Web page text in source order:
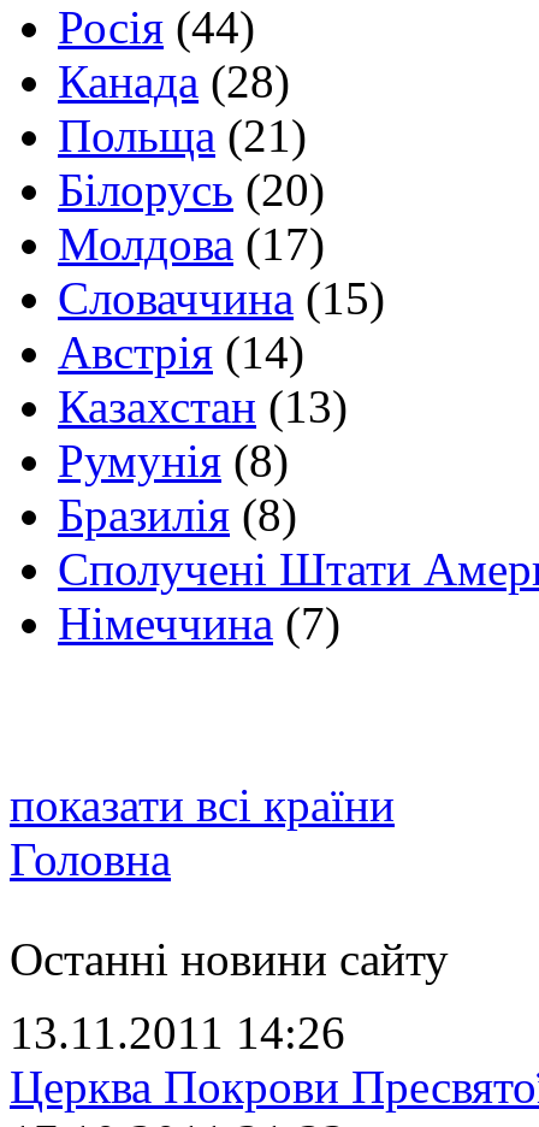
Росія (44)
Канада (28)
Польща (21)
Білорусь (20)
Молдова (17)
Словаччина (15)
Австрія (14)
Казахстан (13)
Румунія (8)
Бразилія (8)
Сполучені Штати
Німеччина (7)
показати всі країни
Головна
Останні новини сайту
13.11.2011 14:26
Церква Покрови